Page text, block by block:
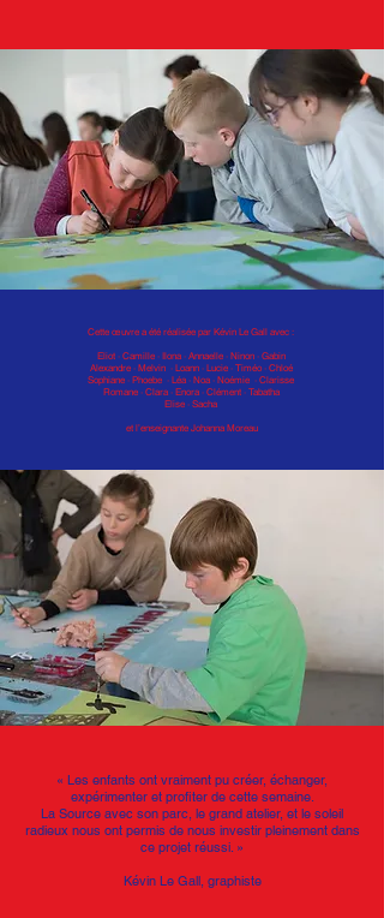
Cette œuvre a été réalisée par Kévin Le Gall avec :
Eliot · Camille · Ilona · Annaelle · Ninon · Gabin
Alexandre · Melvin · Loann · Lucie · Timéo · Chloé
Sophiane · Phoebe · Léa · Noa · Noémie · Clarisse
Romane · Clara · Enora · Clément · Tabatha
Elise · Sacha
et l’enseignante Johanna Moreau
« Les enfants ont vraiment pu créer, échanger,
expérimenter et profiter de cette semaine.
La Source avec son parc, le grand atelier, et le soleil
radieux nous ont permis de nous investir pleinement dans
ce projet réussi. »
Kévin Le Gall, graphiste